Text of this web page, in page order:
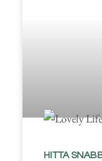
HITTA